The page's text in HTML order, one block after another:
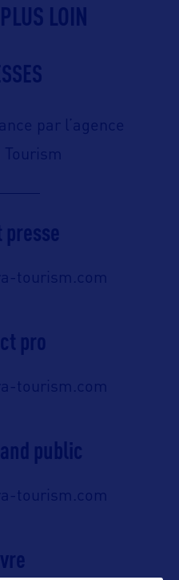
LOIN
par l’agence
presse
tourism.com
pro
tourism.com
public
tourism.com